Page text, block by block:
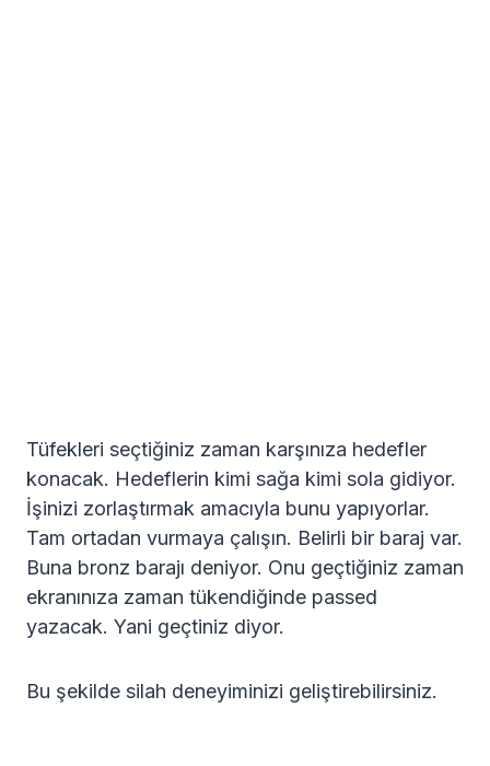
Tüfekleri seçtiğiniz zaman karşınıza hedefler
konacak. Hedeflerin kimi sağa kimi sola gidiyor.
İşinizi zorlaştırmak amacıyla bunu yapıyorlar.
Tam ortadan vurmaya çalışın. Belirli bir baraj var.
Buna bronz barajı deniyor. Onu geçtiğiniz zaman
ekranınıza zaman tükendiğinde passed
yazacak. Yani geçtiniz diyor.
Bu şekilde silah deneyiminizi geliştirebilirsiniz.